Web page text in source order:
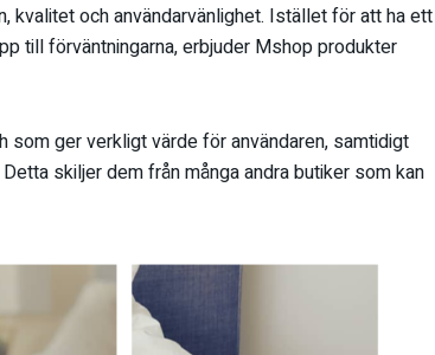
kvalitet och användarvänlighet. Istället för att ha ett
till förväntningarna, erbjuder Mshop produkter
ger verkligt värde för användaren, samtidigt
skiljer dem från många andra butiker som kan